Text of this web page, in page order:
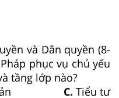
và Dân quyền (8-
phục vụ chủ yếu
tầng lớp nào?
C. Tiểu tư